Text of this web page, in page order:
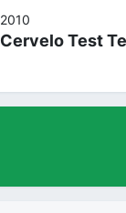
2010
Cervelo Test